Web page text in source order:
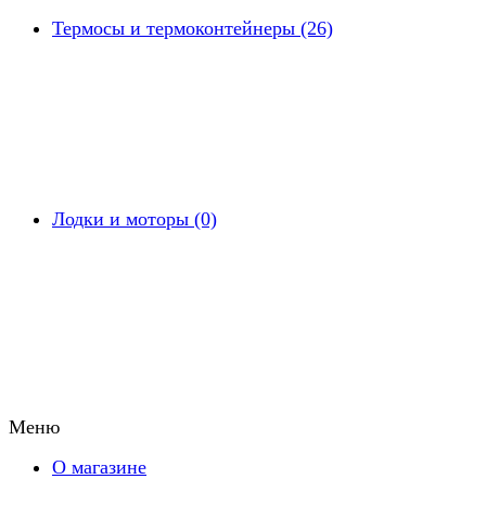
Термосы и термоконтейнеры (26)
Лодки и моторы (0)
Меню
О магазине